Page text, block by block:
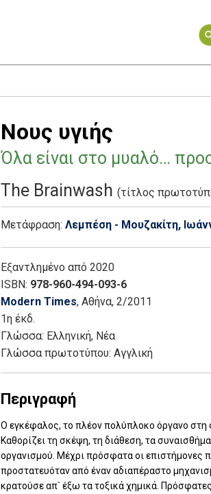
Νους υγιής
Όλα είναι στο μυαλό…
The Brainwash (τίτλος
Μετάφραση: Λεμπέση - Μουζακίτη,
Εξαντλημένο από 2020
ISBN: 978-960-494-093-6
Modern Times, Αθήνα, 2/2011
1η έκδ.
Γλώσσα: Ελληνική, Νέα
Γλώσσα πρωτοτύπου: Αγγλική
Περιγραφή
Ο εγκέφαλος, το πλέον πολύπλοκο όργανο στη
Καθορίζει τη σκέψη, τη διάθεση, τα
οργανισμού. Μέχρι πρόσφατα οι επιστήμονες
προστατευόταν από έναν αδιαπέραστο
κρατούσε απ` έξω τα τοξικά χημικά.